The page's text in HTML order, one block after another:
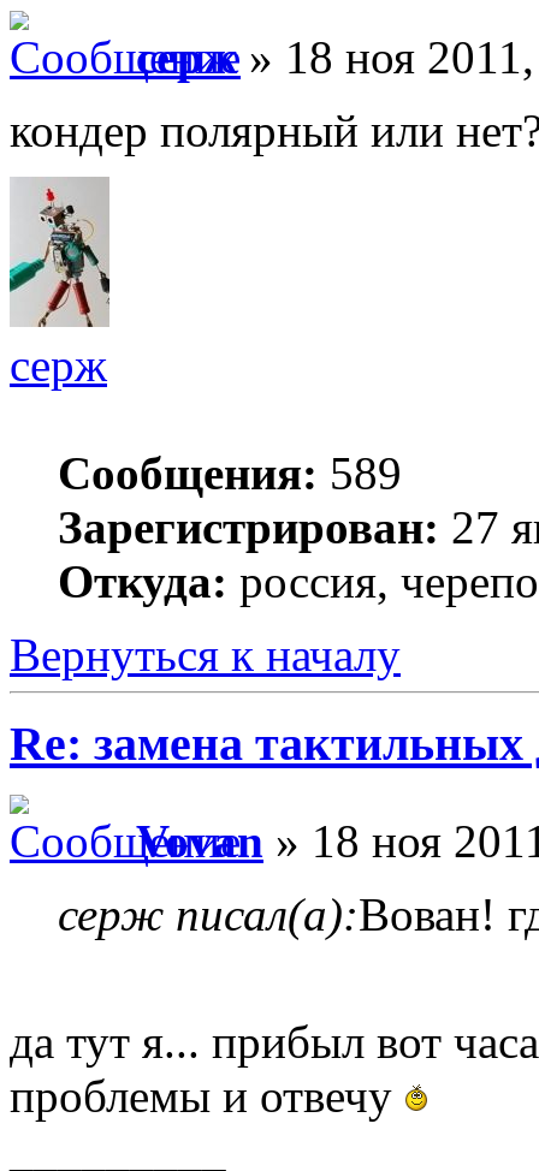
серж» 18 ноя
кондер полярный или
серж
Сообщения: 589
Зарегистрирован: 27
Откуда: россия,
Вернуться к началу
Re: замена тактильных
Vovan » 18 ноя
серж писал(а):Вован!
да тут я... прибыл вот
проблемы и отвечу